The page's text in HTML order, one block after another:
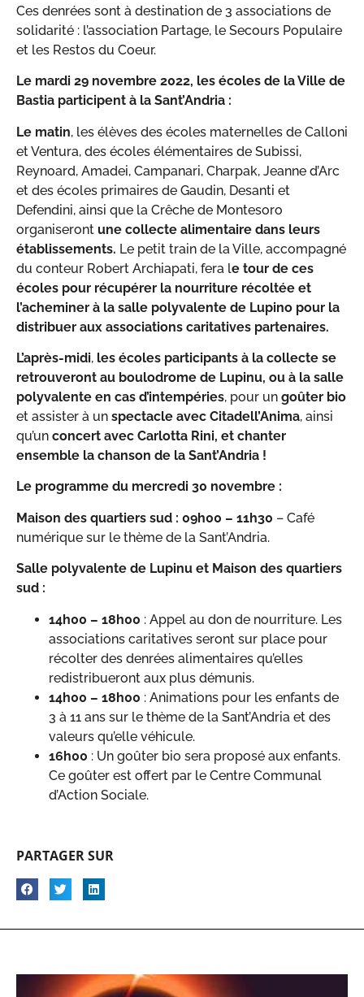
Ces denrées sont à destination de 3 associations de
solidarité : l’association Partage, le Secours Populaire
et les Restos du Coeur.
Le mardi 29 novembre 2022, les écoles de la Ville de
Bastia participent à la Sant’Andria :
Le matin, les élèves des écoles maternelles de Calloni
et Ventura, des écoles élémentaires de Subissi,
Reynoard, Amadei, Campanari, Charpak, Jeanne d’Arc
et des écoles primaires de Gaudin, Desanti et
Defendini, ainsi que la Crêche de Montesoro
organiseront une collecte alimentaire dans leurs
établissements. Le petit train de la Ville, accompagné
du conteur Robert Archiapati, fera le tour de ces
écoles pour récupérer la nourriture récoltée et
l’acheminer à la salle polyvalente de Lupino pour la
distribuer aux associations caritatives partenaires.
L’après-midi, les écoles participants à la collecte se
retrouveront au boulodrome de Lupinu, ou à la salle
polyvalente en cas d’intempéries, pour un goûter bio
et assister à un spectacle avec Citadell’Anima, ainsi
qu’un concert avec Carlotta Rini, et chanter
ensemble la chanson de la Sant’Andria !
Le programme du mercredi 30 novembre :
Maison des quartiers sud : 09h00 – 11h30 – Café
numérique sur le thème de la Sant’Andria.
Salle polyvalente de Lupinu et Maison des quartiers
sud :
14h00 – 18h00 : Appel au don de nourriture. Les
associations caritatives seront sur place pour
récolter des denrées alimentaires qu’elles
redistribueront aux plus démunis.
14h00 – 18h00 : Animations pour les enfants de
3 à 11 ans sur le thème de la Sant’Andria et des
valeurs qu’elle véhicule.
16h00 : Un goûter bio sera proposé aux enfants.
Ce goûter est offert par le Centre Communal
d’Action Sociale.
PARTAGER SUR